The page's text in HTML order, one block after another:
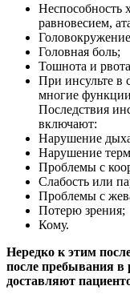
Неспособность
равновесием,
Головная боль;
Тошнота и
При инсульте в
многие
Последствия
включают:
Нарушение
Нарушение
Проблемы с
Слабость или
Проблемы с
Потерю зрения;
Кому.
Нередко к этим
после пребывания в
доставляют